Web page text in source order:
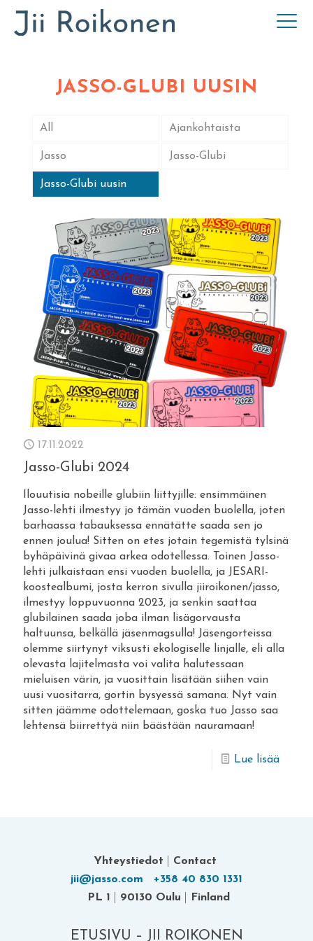
JASSO-GLUBI UUSIN
All Ajankohtaista
Jasso Jasso-Glubi
Jasso-Glubi uusin
17.11.2022
Jasso-Glubi 2024
Ilouutisia nobeille glubiin liittyjille: ensimmäinen
Jasso-lehti ilmestyy jo tämän vuoden buolella, joten
barhaassa tabauksessa ennätätte saada sen jo
ennen joulua! Sitten on etes jotain tegemistä tylsinä
byhäpäivinä givaa arkea odotellessa. Toinen Jasso-
lehti julkaistaan ensi vuoden buolella, ja JESARI-
koostealbumi, josta kerron sivulla jiiroikonen/jasso,
ilmestyy loppuvuonna 2023, ja senkin saattaa
glubilainen saada joba ilman lisägorvausta
haltuunsa, belkällä jäsenmagsulla! Jäsengorteissa
olemme siirtynyt viksusti ekologiselle linjalle, eli alla
olevasta lajitelmasta voi valita halutessaan
mieluisen värin, ja vuosittain lisätään siihen vain
uusi vuositarra, gortin bysyessä samana. Nyt vain
sitten jäämme odottelemaan, goska tuo Jasso saa
lehtensä biirrettyä niin bäästään nauramaan!
Lue lisää-
Yhteystiedot
Contact
jii@jasso.com
+358 40 830 1331
PL 1
90130 Oulu Finland
ETUSIVU – JII ROIKONEN